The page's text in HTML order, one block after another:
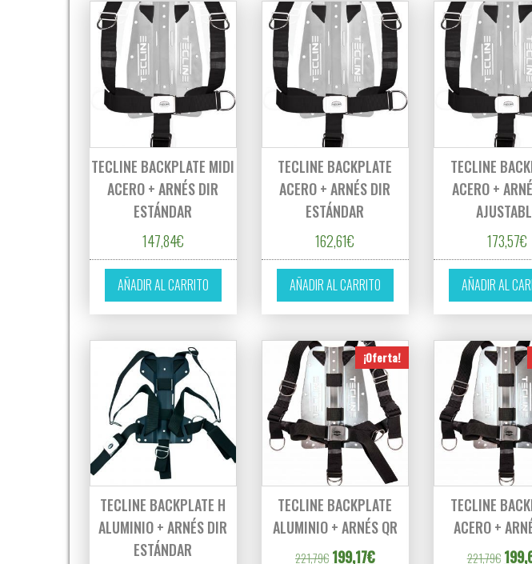
TECLINE BACKPLATE MIDI
ACERO + ARNÉS DIR
ESTÁNDAR
147,84€
AÑADIR AL CARRITO
TECLINE BACKPLATE
ACERO + ARNÉS DIR
ESTÁNDAR
162,61€
AÑADIR AL CARRITO
TECLINE
ACERO +
173,57€
AÑADIR AL
TECLINE BACKPLATE H
ALUMINIO + ARNÉS DIR
ESTÁNDAR
¡Oferta!
TECLINE BACKPLATE
ALUMINIO + ARNÉS QR
221,79€ El precio original era: 221,79€.
199,17€El precio actual es: 199,17€.
TECLINE
ACERO +
221,79€ El